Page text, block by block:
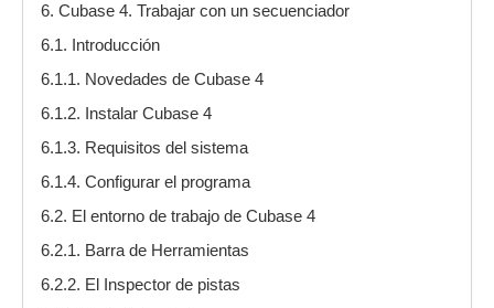
6. Cubase 4. Trabajar con un secuenciador
6.1. Introducción
6.1.1. Novedades de Cubase 4
6.1.2. Instalar Cubase 4
6.1.3. Requisitos del sistema
6.1.4. Configurar el programa
6.2. El entorno de trabajo de Cubase 4
6.2.1. Barra de Herramientas
6.2.2. El Inspector de pistas